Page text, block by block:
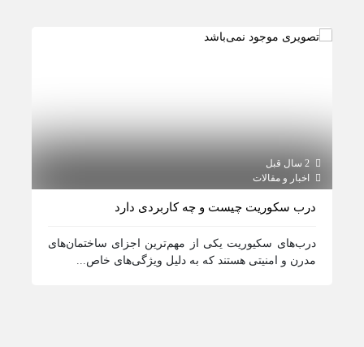
2 سال قبل
اخبار و مقالات
درب سکوریت چیست و چه کاربردی دارد
درب‌های سکیوریت یکی از مهم‌ترین اجزای ساختمان‌های
مدرن و امنیتی هستند که به دلیل ویژگی‌های خاص...